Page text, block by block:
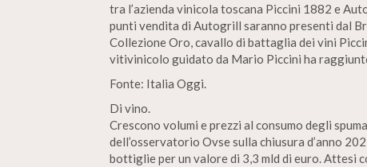
tra l’azienda vinicola toscana Piccini 1882 e
punti vendita di Autogrill saranno presenti dal
Collezione Oro, cavallo di battaglia dei vini
vitivinicolo guidato da Mario Piccini ha
Fonte: Italia Oggi.
Di vino.
Crescono volumi e prezzi al consumo degli
dell’osservatorio Ovse sulla chiusura d’anno
bottiglie per un valore di 3,3 mld di euro. Attesi